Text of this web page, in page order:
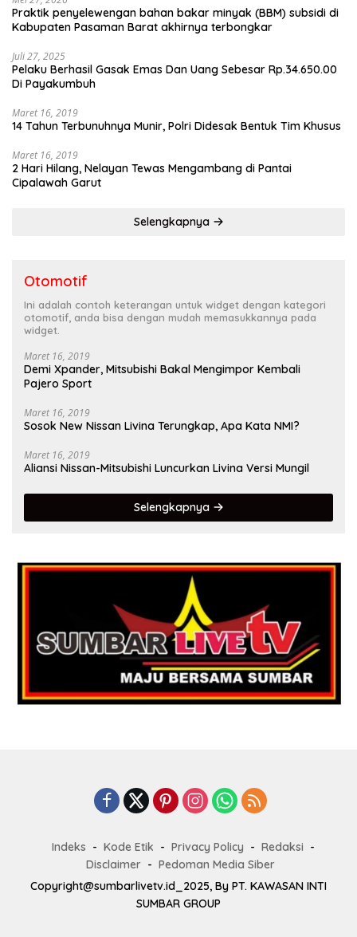
Praktik penyelewengan bahan bakar minyak (BBM) subsidi di
Kabupaten Pasaman Barat akhirnya terbongkar
Juli 27, 2025
Pelaku Berhasil Gasak Emas Dan Uang Sebesar Rp.34.650.00
Di Payakumbuh
Maret 16, 2019
14 Tahun Terbunuhnya Munir, Polri Didesak Bentuk Tim Khusus
Maret 16, 2019
2 Hari Hilang, Nelayan Tewas Mengambang di Pantai
Cipalawah Garut
Selengkapnya
Otomotif
Ini adalah contoh keterangan untuk widget dengan kategori
otomotif, anda bisa dengan mudah memasukkannya pada
widget.
Maret 16, 2019
Demi Xpander, Mitsubishi Bakal Mengimpor Kembali
Pajero Sport
Maret 16, 2019
Sosok New Nissan Livina Terungkap, Apa Kata NMI?
Maret 16, 2019
Aliansi Nissan-Mitsubishi Luncurkan Livina Versi Mungil
Selengkapnya
Indeks Kode Etik Privacy Policy
Redaksi
Disclaimer
Pedoman Media Siber
Copyright@sumbarlivetv.id_2025, By PT. KAWASAN INTI
SUMBAR GROUP